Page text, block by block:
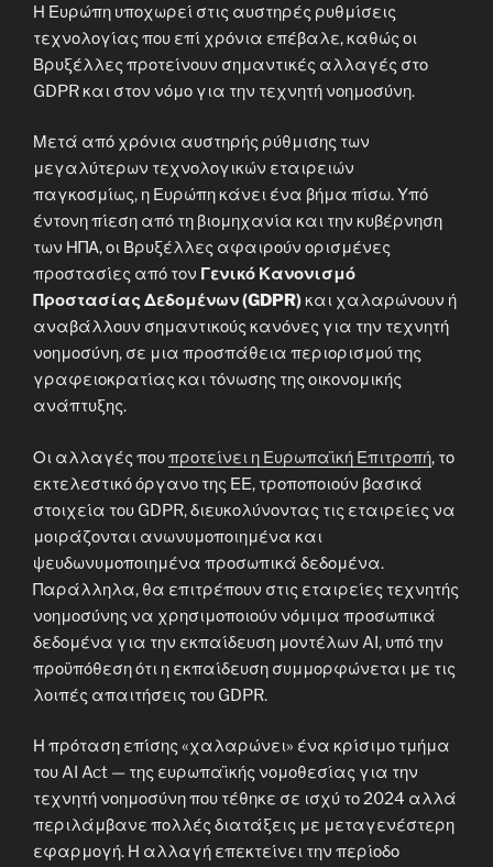
Η Ευρώπη υποχωρεί στις αυστηρές ρυθμίσεις
τεχνολογίας που επί χρόνια επέβαλε, καθώς οι
Βρυξέλλες προτείνουν σημαντικές αλλαγές στο
GDPR και στον νόμο για την τεχνητή νοημοσύνη.
Μετά από χρόνια αυστηρής ρύθμισης των
μεγαλύτερων τεχνολογικών εταιρειών
παγκοσμίως, η Ευρώπη κάνει ένα βήμα πίσω. Υπό
έντονη πίεση από τη βιομηχανία και την κυβέρνηση
των ΗΠΑ, οι Βρυξέλλες αφαιρούν ορισμένες
προστασίες από τον Γενικό Κανονισμό
Προστασίας Δεδομένων (GDPR)και χαλαρώνουν ή
αναβάλλουν σημαντικούς κανόνες για την τεχνητή
νοημοσύνη, σε μια προσπάθεια περιορισμού της
γραφειοκρατίας και τόνωσης της οικονομικής
ανάπτυξης.
Οι αλλαγές πουπροτείνει η Ευρωπαϊκή Επιτροπή, το
εκτελεστικό όργανο της ΕΕ, τροποποιούν βασικά
στοιχεία του GDPR, διευκολύνοντας τις εταιρείες να
μοιράζονται ανωνυμοποιημένα και
ψευδωνυμοποιημένα προσωπικά δεδομένα.
Παράλληλα, θα επιτρέπουν στις εταιρείες τεχνητής
νοημοσύνης να χρησιμοποιούν νόμιμα προσωπικά
δεδομένα για την εκπαίδευση μοντέλων AI, υπό την
προϋπόθεση ότι η εκπαίδευση συμμορφώνεται με τις
λοιπές απαιτήσεις του GDPR.
Η πρόταση επίσης «χαλαρώνει» ένα κρίσιμο τμήμα
του AI Act — της ευρωπαϊκής νομοθεσίας για την
τεχνητή νοημοσύνη που τέθηκε σε ισχύ το 2024 αλλά
περιλάμβανε πολλές διατάξεις με μεταγενέστερη
εφαρμογή. Η αλλαγή επεκτείνει την περίοδο